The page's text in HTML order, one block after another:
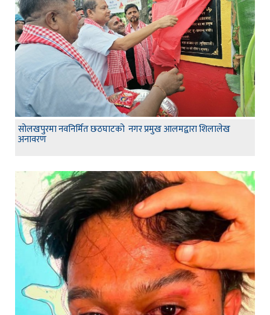
सोलखपुरमा नवनिर्मित छठघाटको नगर प्रमुख आलमद्वारा शिलालेख
अनावरण